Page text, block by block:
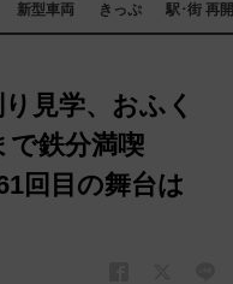
新型車両 きっぷ 駅･街 再
見学、おふく
で鉄分満喫
回目の舞台は